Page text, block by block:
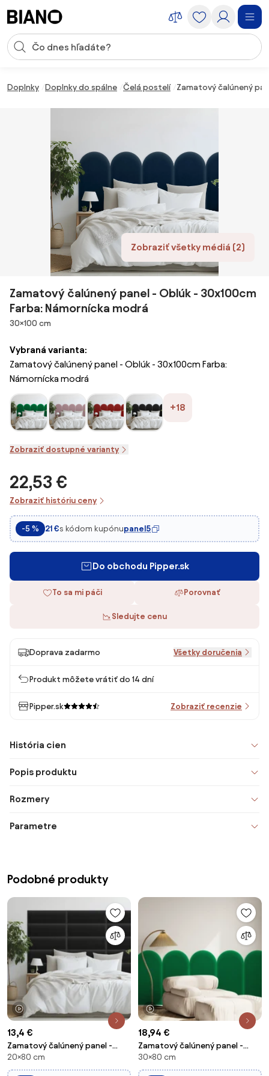
Vstup pre vyhľadávanie
Doplnky Doplnky do spálne Čelá postelí Zamatový čalúnený
Zobraziť všetky médiá (2)
Zamatový čalúnený panel - Oblúk - 30x100cm
Farba: Námornícka modrá
Rozmery
30×100 cm
Vybraná varianta:
Zamatový čalúnený panel - Oblúk - 30x100cm Farba:
Námornícka modrá
+18
Zobraziť dostupné varianty
22,53 €
Zobraziť históriu ceny
-5 % 21 €s kódom kupónupanel5
Do obchodu Pipper.sk
To sa mi páči Porovnať
Sledujte cenu
Doprava zadarmo Všetky doručenia
Produkt môžete vrátiť do 14 dní
Pipper.sk Zobraziť recenzie
História cien
Popis produktu
Rozmery
Parametre
Podobné produkty
1 video
13,4 €
Zamatový čalúnený panel -
Obdĺžnik - 80x20cm Farba:
Čierna
20×80 cm
1 video
18,94 €
Zamatový čalúnený panel -
Oblúk - 30x80cm Farba: Zelená
30×80 cm